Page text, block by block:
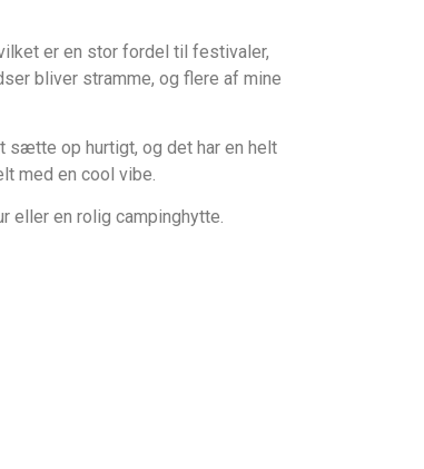
er en stor fordel til festivaler,
bliver stramme, og flere af mine
sætte op hurtigt, og det har en helt
med en cool vibe.
eller en rolig campinghytte.